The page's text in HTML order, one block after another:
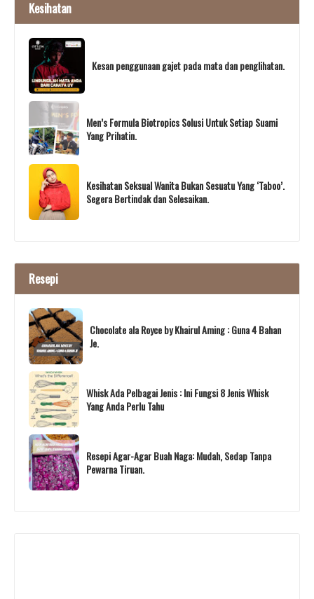
Kesihatan
Kesan penggunaan gajet pada mata dan penglihatan.
Men’s Formula Biotropics Solusi Untuk Setiap Suami
Yang Prihatin.
Kesihatan Seksual Wanita Bukan Sesuatu Yang ‘Taboo’.
Segera Bertindak dan Selesaikan.
Resepi
Chocolate ala Royce by Khairul Aming : Guna 4 Bahan
Je.
Whisk Ada Pelbagai Jenis : Ini Fungsi 8 Jenis Whisk
Yang Anda Perlu Tahu
Resepi Agar-Agar Buah Naga: Mudah, Sedap Tanpa
Pewarna Tiruan.